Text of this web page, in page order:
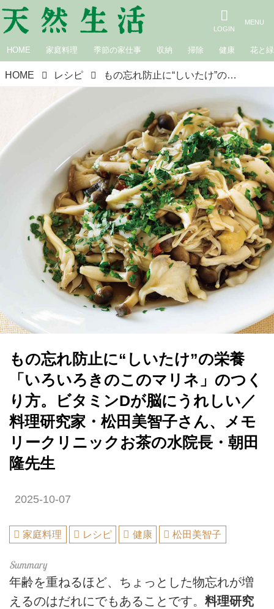
HOME 家庭料理 季節の家仕事 収納 掃除 健康 花と緑
HOME レシピ もの忘れ防止に“しいたけ”の栄養「いろいろきのこのマリネ」のつくり方。ビタミンDが脳にうれしい／料理研究家・松田美智子さん、メモリークリニックお茶の水院長・朝田隆先生
もの忘れ防止に“しいたけ”の栄養
「いろいろきのこのマリネ」のつく
り方。ビタミンDが脳にうれしい／
料理研究家・松田美智子さん、メモ
リークリニックお茶の水院長・朝田
隆先生
2025-10-07
家庭料理 レシピ 健康 松田美智子
年齢を重ねるほど、ちょっとした物忘れが増
えるのはだれにでもあることです。 料理研究